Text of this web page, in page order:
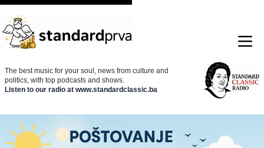
The best music for your soul, news from culture and
politics, with top podcasts and shows.
Listen to our radio at www.standardclassic.ba